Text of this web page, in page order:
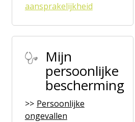
aansprakelijkheid
Mijn
persoonlijke
bescherming
Persoonlijke
ongevallen